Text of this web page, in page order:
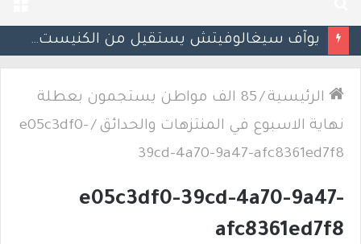
عن
يوآف سيغالوفيتش يستقيل من الكنيست ويغادر “يش عتيد”.. وترقب لوجهته السياسية المقبلة
الرئيسية /
85 الف مواطن يستجمون بعطلة
نهاية الاسبوع في المنتزهات والحدائق /
e05c3df0-
39cd-4a70-9a47-afc8361ed7f8
e05c3df0-39cd-4a70-9a47-
afc8361ed7f8